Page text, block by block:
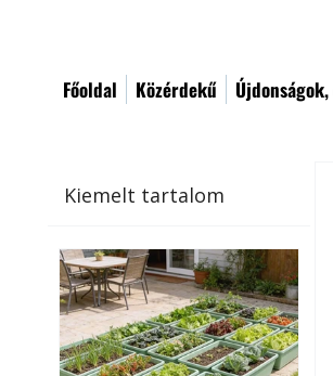
Főoldal Közérdekű
Kiemelt tartalom